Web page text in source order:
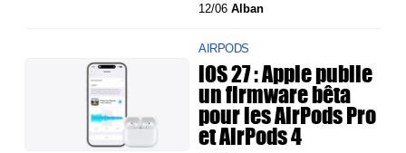
12/06Alban
AIRPODS
iOS 27 : Apple publie
un firmware bêta
pour les AirPods Pro
et AirPods 4